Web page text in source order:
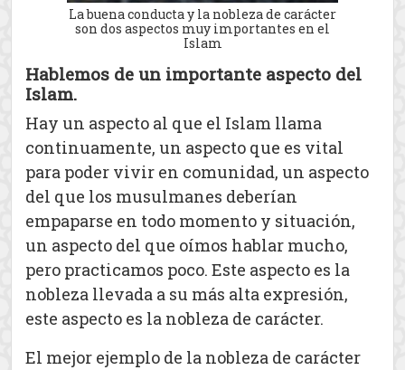
La buena conducta y la nobleza de carácter
son dos aspectos muy importantes en el
Islam
Hablemos de un importante aspecto del
Islam.
Hay un aspecto al que el Islam llama
continuamente, un aspecto que es vital
para poder vivir en comunidad, un aspecto
del que los musulmanes deberían
empaparse en todo momento y situación,
un aspecto del que oímos hablar mucho,
pero practicamos poco. Este aspecto es la
nobleza llevada a su más alta expresión,
este aspecto es la nobleza de carácter.
El mejor ejemplo de la nobleza de carácter